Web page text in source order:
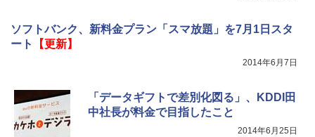
ソフトバンク、新料金プラン「スマ放題」を7月1日スタ
ート
【更新】
2014年6月7日
「データギフトで差別化図る」、KDDI田
中社長が料金で目指したこと
2014年6月25日